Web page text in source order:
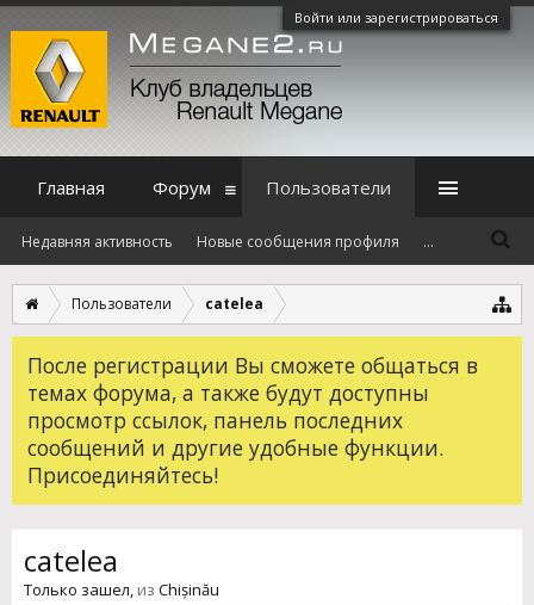
Войти или зарегистрироваться
Пользователи catelea
После регистрации Вы сможете общаться в
темах форума, а также будут доступны
просмотр ссылок, панель последних
сообщений и другие удобные функции.
Присоединяйтесь!
catelea
Только зашел, из Chișinău
Главная Форум Пользователи
Недавняя активность Новые сообщения профиля ...